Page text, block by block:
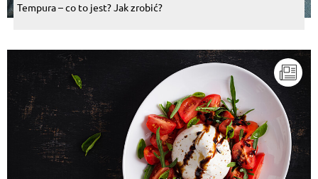
Tempura – co to jest? Jak zrobić?